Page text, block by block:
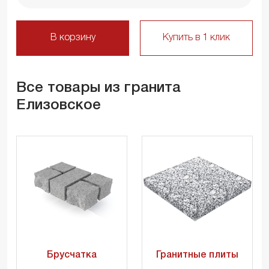
В корзину Купить в 1 клик
Все товары из гранита
Елизовское
Брусчатка Гранитные плиты